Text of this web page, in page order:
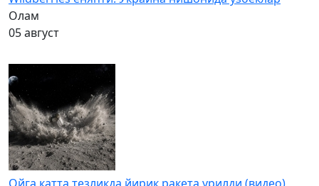
Олам
05 август
Ойга катта тезликда йирик ракета урилди (видео)